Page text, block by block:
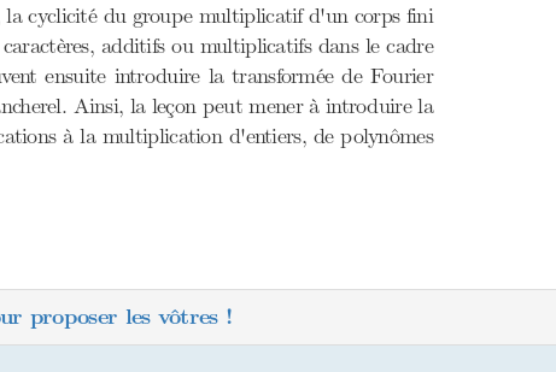
la cyclicité du groupe multiplicatif d'un corps fini
additifs ou multiplicatifs dans le cadre
ensuite introduire la transformée de Fourier
Ainsi, la leçon peut mener à introduire la
à la multiplication d'entiers, de polynômes
proposer les vôtres !